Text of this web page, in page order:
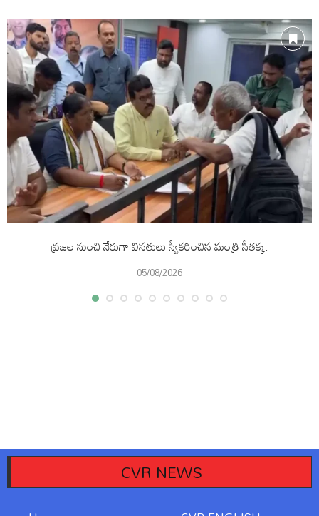
ప్రజల నుంచి నేరుగా వినతులు స్వీకరించిన మంత్రి సీతక్క.
05/08/2026
CVR NEWS